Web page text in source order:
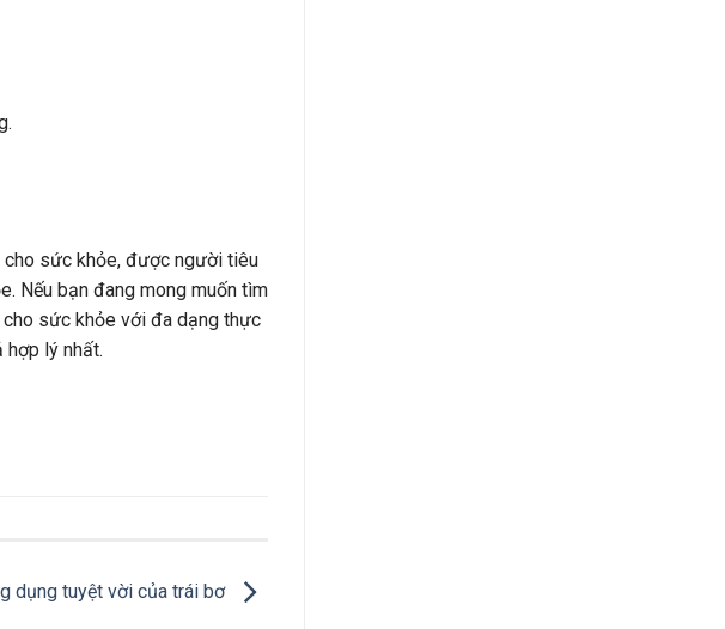
cho sức khỏe, được người tiêu
Nếu bạn đang mong muốn tìm
sức khỏe với đa dạng thực
hợp lý nhất.
dụng tuyệt vời của trái bơ